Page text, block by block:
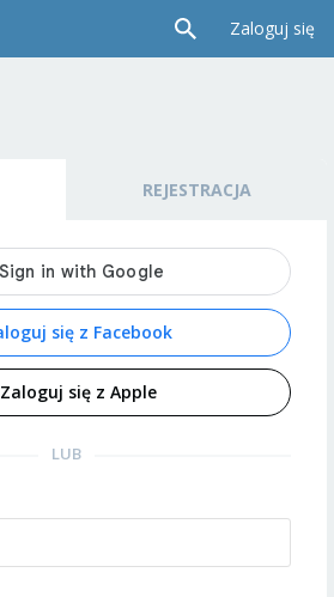
Zaloguj się
REJESTRACJA
się z Facebook
Zaloguj się z Apple
LUB